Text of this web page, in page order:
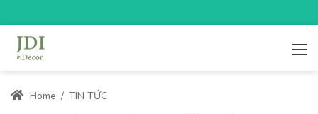
Home / TIN TỨC